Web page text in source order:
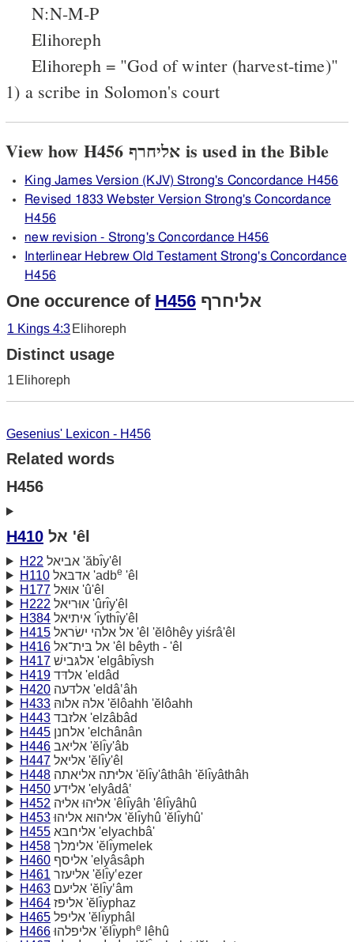
N:N-M-P
Elihoreph
Elihoreph = "God of winter (harvest-time)"
1) a scribe in Solomon's court
View how H456 אליחרף is used in the Bible
King James Version (KJV) Strong's Concordance H456
Revised 1833 Webster Version Strong's Concordance
H456
new revision - Strong's Concordance H456
Interlinear Hebrew Old Testament Strong's Concordance
H456
One occurence of H456 אליחרף
1 Kings 4:3 Elihoreph
Distinct usage
1 Elihoreph
Gesenius' Lexicon - H456
Related words
H456
H410 אל 'êl
H22
אביאל 'ăbı̂y'êl
H110
אדבּאל 'adbe 'êl
H177
אוּאל 'û'êl
H222
אוּריאל 'ûrı̂y'êl
H384
איתיאל 'ı̂ythı̂y'êl
H415
אל אלהי ישׂראל 'êl 'ĕlôhêy yiśrâ'êl
H416
אל בּית־אל 'êl bêyth - 'êl
H417
אלגּבישׁ 'elgâbı̂ysh
H419
אלדּד 'eldâd
H420
אלדּעה 'eldâ‛âh
H433
אלהּ אלוהּ 'ĕlôahh 'ĕlôahh
H443
אלזבד 'elzâbâd
H445
אלחנן 'elchânân
H446
אליאב 'ĕlı̂y'âb
H447
אליאל 'ĕlı̂y'êl
H448
אליּתה אליאתה 'ĕlı̂y'âthâh 'ĕlı̂yâthâh
H450
אלידע 'elyâdâ‛
H452
אליּהוּ אליּה 'êlı̂yâh 'êlı̂yâhû
H453
אליהוּא אליהוּ 'ĕlı̂yhû 'ĕlı̂yhû'
H455
אליחבּא 'elyachbâ'
H458
אלימלך 'ĕlı̂ymelek
H460
אליסף 'elyâsâph
H461
אליעזר 'ĕlı̂y‛ezer
H463
אליעם 'ĕlı̂y‛âm
H464
אליפז 'ĕlı̂yphaz
H465
אליפל 'ĕlı̂yphâl
H466
אליפלהוּ 'ĕlı̂yphe
lêhû